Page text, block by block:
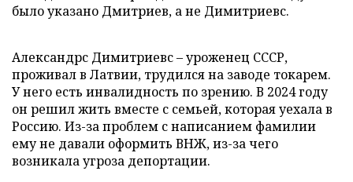
было указано Дмитриев, а не Димитриевс.
Александрс Димитриевс – уроженец СССР,
проживал в Латвии, трудился на заводе токарем.
У него есть инвалидность по зрению. В 2024 году
он решил жить вместе с семьей, которая уехала в
Россию. Из-за проблем с написанием фамилии
ему не давали оформить ВНЖ, из-за чего
возникала угроза депортации.